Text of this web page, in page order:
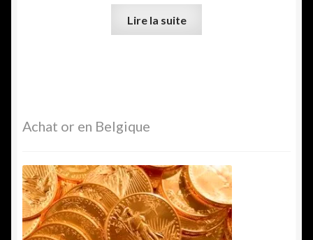
Lire la suite
Achat or en Belgique